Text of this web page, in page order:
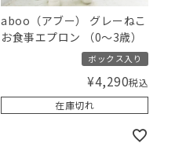
aboo（アブー） グレーねこ
お食事エプロン （0～3歳）
ボックス入り
¥4,290税込
在庫切れ